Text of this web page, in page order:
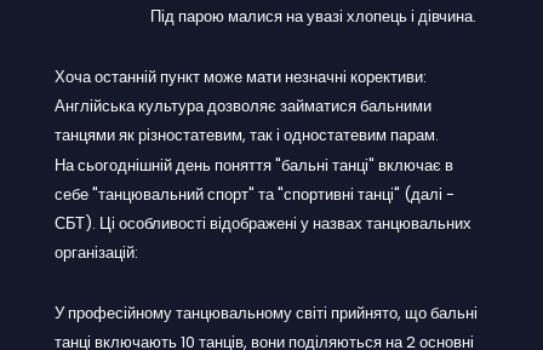
Під парою малися на увазі хлопець і дівчина.
Хоча останній пункт може мати незначні корективи:
Англійська культура дозволяє займатися бальними
танцями як різностатевим, так і одностатевим парам.
На сьогоднішній день поняття "бальні танці" включає в
себе "танцювальний спорт" та "спортивні танці" (далі -
СБТ). Ці особливості відображені у назвах танцювальних
організацій:
У професійному танцювальному світі прийнято, що бальні
танці включають 10 танців, вони поділяються на 2 основні